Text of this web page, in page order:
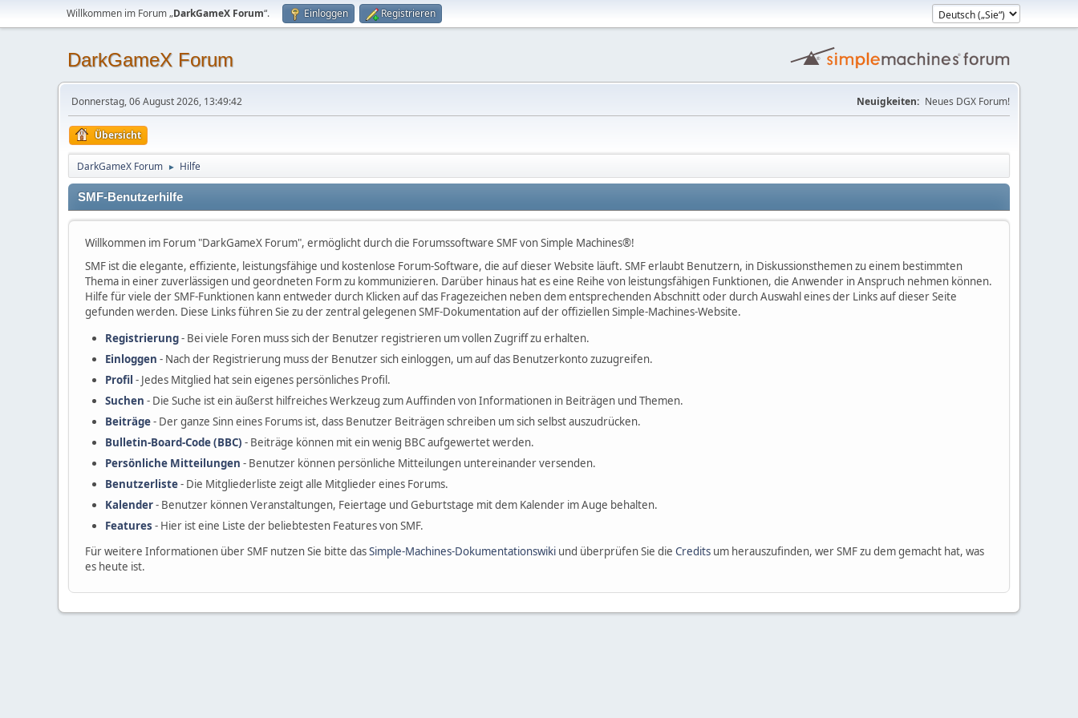
Willkommen im Forum „DarkGameX Forum“. Einloggen Registrieren
DarkGameX Forum
Donnerstag, 06 August 2026, 13:49:42 Neuigkeiten: Neues DGX Forum!
Übersicht
DarkGameX Forum ► Hilfe
SMF-Benutzerhilfe
Willkommen im Forum "DarkGameX Forum", ermöglicht durch die Forumssoftware SMF von Simple Machines®!
SMF ist die elegante, effiziente, leistungsfähige und kostenlose Forum-Software, die auf dieser Website läuft. SMF erlaubt Benutzern, in Diskussionsthemen zu einem bestimmten
Thema in einer zuverlässigen und geordneten Form zu kommunizieren. Darüber hinaus hat es eine Reihe von leistungsfähigen Funktionen, die Anwender in Anspruch nehmen können.
Hilfe für viele der SMF-Funktionen kann entweder durch Klicken auf das Fragezeichen neben dem entsprechenden Abschnitt oder durch Auswahl eines der Links auf dieser Seite
gefunden werden. Diese Links führen Sie zu der zentral gelegenen SMF-Dokumentation auf der offiziellen Simple-Machines-Website.
Registrierung- Bei viele Foren muss sich der Benutzer registrieren um vollen Zugriff zu erhalten.
Einloggen - Nach der Registrierung muss der Benutzer sich einloggen, um auf das Benutzerkonto zuzugreifen.
Profil - Jedes Mitglied hat sein eigenes persönliches Profil.
Suchen - Die Suche ist ein äußerst hilfreiches Werkzeug zum Auffinden von Informationen in Beiträgen und Themen.
Beiträge- Der ganze Sinn eines Forums ist, dass Benutzer Beiträgen schreiben um sich selbst auszudrücken.
Bulletin-Board-Code (BBC) - Beiträge können mit ein wenig BBC aufgewertet werden.
Persönliche Mitteilungen - Benutzer können persönliche Mitteilungen untereinander versenden.
Benutzerliste- Die Mitgliederliste zeigt alle Mitglieder eines Forums.
Kalender- Benutzer können Veranstaltungen, Feiertage und Geburtstage mit dem Kalender im Auge behalten.
Features - Hier ist eine Liste der beliebtesten Features von SMF.
Für weitere Informationen über SMF nutzen Sie bitte dasSimple-Machines-Dokumentationswiki und überprüfen Sie die Credits um herauszufinden, wer SMF zu dem gemacht hat, was
es heute ist.